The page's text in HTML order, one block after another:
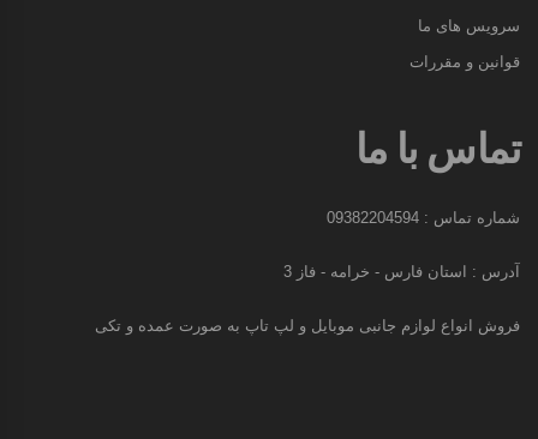
سرویس های ما
قوانین و مقررات
تماس با ما
شماره تماس : 09382204594
آدرس : استان فارس - خرامه - فاز 3
فروش انواع لوازم جانبی موبایل و لپ تاپ به صورت عمده و تکی